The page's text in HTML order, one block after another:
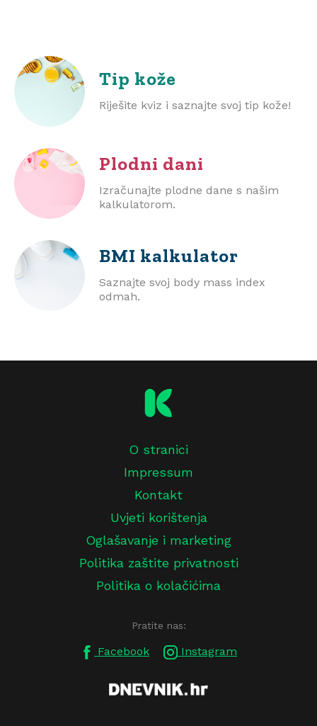
Tip kože
Riješite kviz i saznajte svoj tip kože!
Plodni dani
Izračunajte plodne dane s našim
kalkulatorom.
BMI kalkulator
Saznajte svoj body mass index
odmah.
O stranici
Impressum
Kontakt
Uvjeti korištenja
Oglašavanje i marketing
Politika zaštite privatnosti
Politika o kolačićima
Pratite nas:
Facebook Instagram